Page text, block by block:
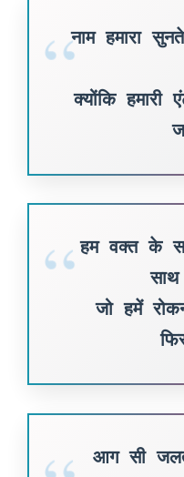
नाम हमारा
क्योंकि हमारी
हम वक्त के
जो हमें
आग सी